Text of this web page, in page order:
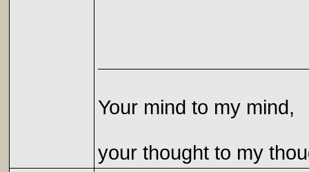
Your mind to my mind,
your thought to my